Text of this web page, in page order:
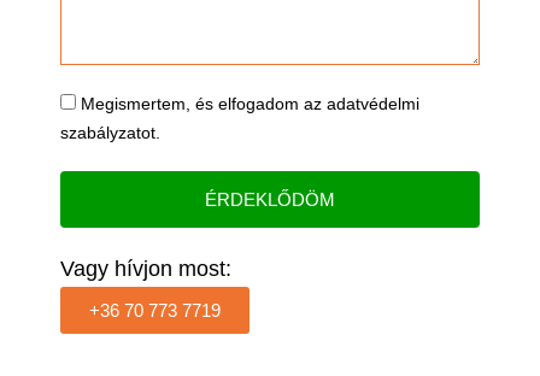
Adatvédelem
Megismertem, és elfogadom az adatvédelmi
szabályzatot.
ÉRDEKLŐDÖM
Vagy hívjon most:
+36 70 773 7719